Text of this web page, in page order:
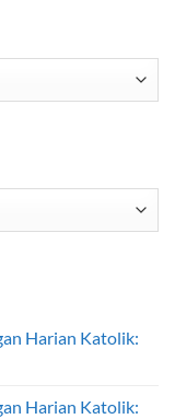
Harian Katolik:
Harian Katolik: